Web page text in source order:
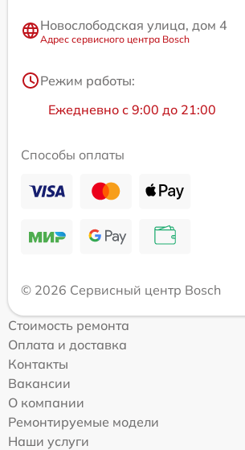
Новослободская улица, дом 4
Адрес сервисного центра Bosch
Режим работы:
Ежедневно с 9:00 до 21:00
Способы оплаты
© 2026 Сервисный центр Bosch
Стоимость ремонта
Оплата и доставка
Контакты
Вакансии
О компании
Ремонтируемые модели
Наши услуги